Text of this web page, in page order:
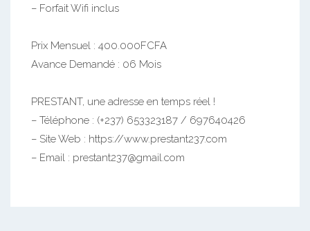
– Forfait Wifi inclus
Prix Mensuel : 400.000FCFA
Avance Demandé : 06 Mois
PRESTANT, une adresse en temps réel !
– Téléphone : (+237) 653323187 / 697640426
– Site Web : https://www.prestant237.com
– Email : prestant237@gmail.com